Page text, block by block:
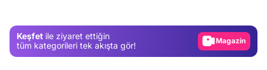
Keşfet ile ziyaret ettiğin
tüm kategorileri tek akışta gör!
Magazin
Video